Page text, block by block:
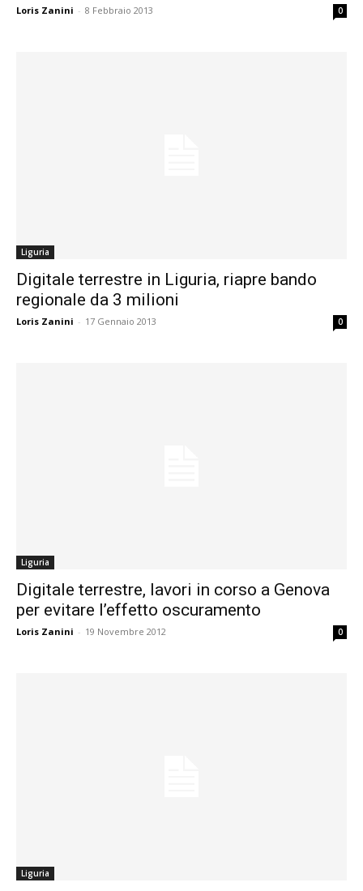
Loris Zanini - 8 Febbraio 2013 0
Liguria
Digitale terrestre in Liguria, riapre bando
regionale da 3 milioni
Loris Zanini - 17 Gennaio 2013 0
Liguria
Digitale terrestre, lavori in corso a Genova
per evitare l’effetto oscuramento
Loris Zanini - 19 Novembre 2012 0
Liguria